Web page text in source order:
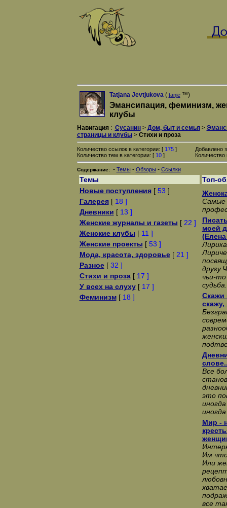
Tatjana Jevtjukova( tanje™)
Эмансипация, феминизм,
клубы
Навигация: Сусанин> Дом, быт и семья>
страницы и клубы> Стихи и проза
Количество ссылок в категории: [ 175]
Количество тем в категории: [ 10]
Добавлено
Содержание: - Темы - Обзоры - Ссылки
Темы
Топ-
Новые поступления[ 53 ]
Галерея[ 18 ]
Дневники [ 13 ]
Женские журналы и газеты [ 22 ]
Женские клубы [ 11 ]
Женские проекты [ 53 ]
Мода, красота, здоровье[ 21 ]
Разное[ 32 ]
Стихи и проза[ 17 ]
У всех на слуху[ 17 ]
Феминизм[ 18 ]
Самые
моей
чьи-
судьба.
Скажи
скажу,
Все
это
Мир -
Им
Или
все